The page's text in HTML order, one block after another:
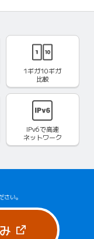
1ギガ10ギガ
比較
IPv6で高速
ネットワーク
さい。
（新しいタブ